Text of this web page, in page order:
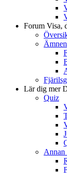
Forum Visa,
Ämnen
Lär dig mer
Quiz
Annan